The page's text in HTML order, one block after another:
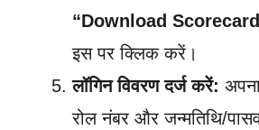
“Download
इस पर क्लिक करें।
लॉगिन विवरण दर्ज करें:
रोल नंबर और जन्मतिथि/